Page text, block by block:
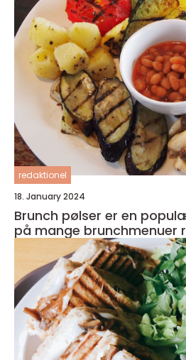
redaktionel
18. January 2024
Brunch pølser er en
på mange brunchmenuer